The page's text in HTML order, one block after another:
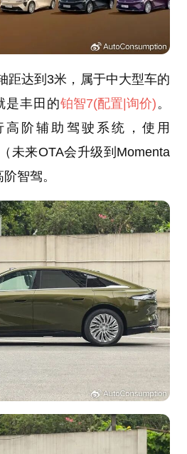
距达到3米，属于中大型车的
是丰田的铂智7(配置|询价) 。
阶辅助驾驶系统，使用
未来OTA会升级到Momenta
智驾。